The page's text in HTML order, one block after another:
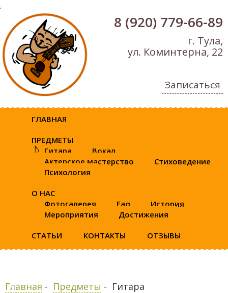
.
8 (920) 779-66-89
г. Тула,
ул. Коминтерна, 22
Записаться
ГЛАВНАЯ
ПРЕДМЕТЫ
Гитара
Вокал
Актерское мастерство
Стиховедение
Психология
О НАС
Фотогалерея
Faq
История
Мероприятия
Достижения
СТАТЬИ КОНТАКТЫ ОТЗЫВЫ
Главная - Предметы - Гитара